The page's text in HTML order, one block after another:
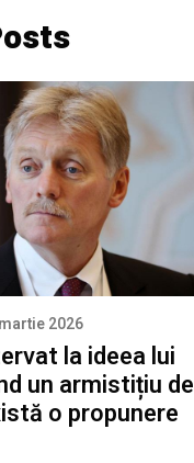
2026
la ideea lui
un armistițiu de
o propunere